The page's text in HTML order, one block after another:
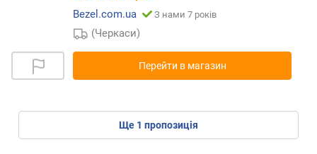
Bezel.com.ua
З нами 7 років
(Черкаси)
Перейти в магазин
ще 1 пропозиція